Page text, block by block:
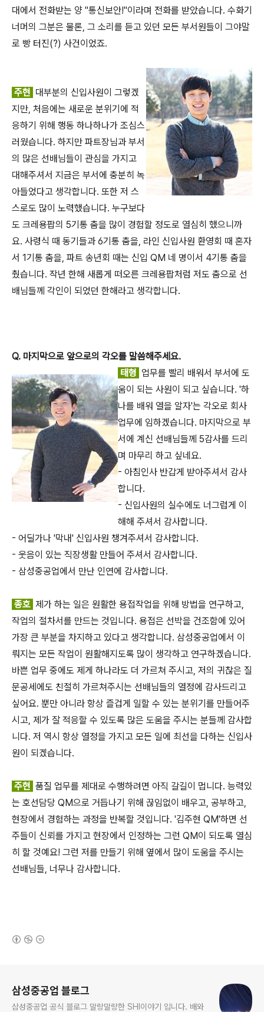
대에서 전화받는 양 "통신보안!"이라며 전화를 받았습니다. 수화기
너머의 그분은 물론, 그 소리를 듣고 있던 모든 부서원들이 그야말
로 빵 터진(?) 사건이었죠.
주현 대부분의 신입사원이 그렇겠
지만, 처음에는 새로운 분위기에 적
응하기 위해 행동 하나하나가 조심스
러웠습니다. 하지만 파트장님과 부서
의 많은 선배님들이 관심을 가지고
대해주셔서 지금은 부서에 충분히 녹
아들었다고 생각합니다. 또한 저 스
스로도 많이 노력했습니다. 누구보다
도 크레용팝의 5기통 춤을 많이 경험할 정도로 열심히 했으니까
요. 사령식 때 동기들과 6기통 춤을, 라인 신입사원 환영회 때 혼자
서 1기통 춤을, 파트 송년회 때는 신입 QM 네 명이서 4기통 춤을
췄습니다. 작년 한해 새롭게 떠오른 크레용팝처럼 저도 춤으로 선
배님들께 각인이 되었던 한해라고 생각합니다.
Q. 마지막으로 앞으로의 각오를 말씀해주세요.
태형 업무를 빨리 배워서 부서에 도
움이 되는 사원이 되고 싶습니다. '하
나를 배워 열을 알자'는 각오로 회사
업무에 임하겠습니다. 마지막으로 부
서에 계신 선배님들께 5감사를 드리
며 마무리 하고 싶네요.
- 아침인사 반갑게 받아주셔서 감사
합니다.
- 신입사원의 실수에도 너그럽게 이
해해 주셔서 감사합니다.
- 어딜가나 '막내' 신입사원 챙겨주셔서 감사합니다.
- 웃음이 있는 직장생활 만들어 주셔서 감사합니다.
- 삼성중공업에서 만난 인연에 감사합니다.
종호 제가 하는 일은 원활한 용접작업을 위해 방법을 연구하고,
작업의 절차서를 만드는 것입니다. 용접은 선박을 건조함에 있어
가장 큰 부분을 차지하고 있다고 생각합니다. 삼성중공업에서 이
뤄지는 모든 작업이 원활해지도록 많이 생각하고 연구하겠습니다.
바쁜 업무 중에도 제게 하나라도 더 가르쳐 주시고, 저의 귀찮은 질
문공세에도 친절히 가르쳐주시는 선배님들의 열정에 감사드리고
싶어요. 뿐만 아니라 항상 즐겁게 일할 수 있는 분위기를 만들어주
시고, 제가 잘 적응할 수 있도록 많은 도움을 주시는 분들께 감사합
니다. 저 역시 항상 열정을 가지고 모든 일에 최선을 다하는 신입사
원이 되겠습니다.
주현 품질 업무를 제대로 수행하려면 아직 갈길이 멉니다. 능력있
는 호선담당 QM으로 거듭나기 위해 끊임없이 배우고, 공부하고,
현장에서 경험하는 과정을 반복할 것입니다. '김주현 QM'하면 선
주들이 신뢰를 가지고 현장에서 인정하는 그런 QM이 되도록 열심
히 할 것예요! 그런 저를 만들기 위해 옆에서 많이 도움을 주시는
선배님들, 너무나 감사합니다.
삼성중공업 블로그
삼성중공업 공식 블로그 말랑말랑한 SHI이야기 입니다. 배와